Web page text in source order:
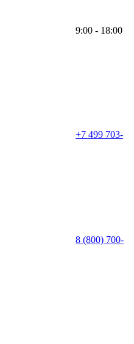
9:00 - 18:00
+7 499 703-
8 (800) 700-